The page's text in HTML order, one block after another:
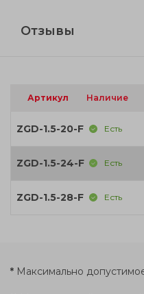
Отзывы
Артикул Наличие
ZGD-1.5-20-F Есть
ZGD-1.5-24-F Есть
ZGD-1.5-28-F Есть
* Максимально